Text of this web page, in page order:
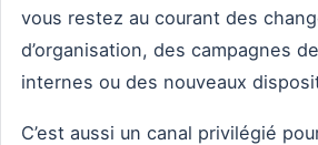
vous restez au courant des
d’organisation, des campagnes
internes ou des nouveaux
C’est aussi un canal privilégié